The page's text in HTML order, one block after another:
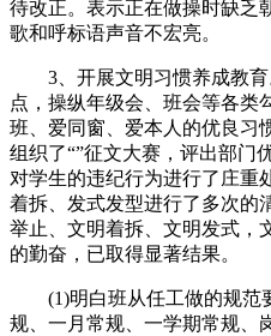
待改正。表示正在做操时缺乏
歌和呼标语声音不宏亮。
3、开展文明习惯养成教育
点，操纵年级会、班会等各类
班、爱同窗、爱本人的优良习
组织了“”征文大赛，评出部门
对学生的违纪行为进行了庄重
着拆、发式发型进行了多次的
举止、文明着拆、文明发式，
的勤奋，已取得显著结果。
(1)明白班从任工做的规范
规、一月常规、一学期常规、